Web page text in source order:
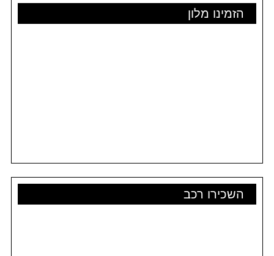
הזמינו מלון
השכירו רכב